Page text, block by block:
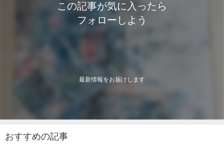
この記事が気に入ったら
フォローしよう
最新情報をお届けします
おすすめの記事